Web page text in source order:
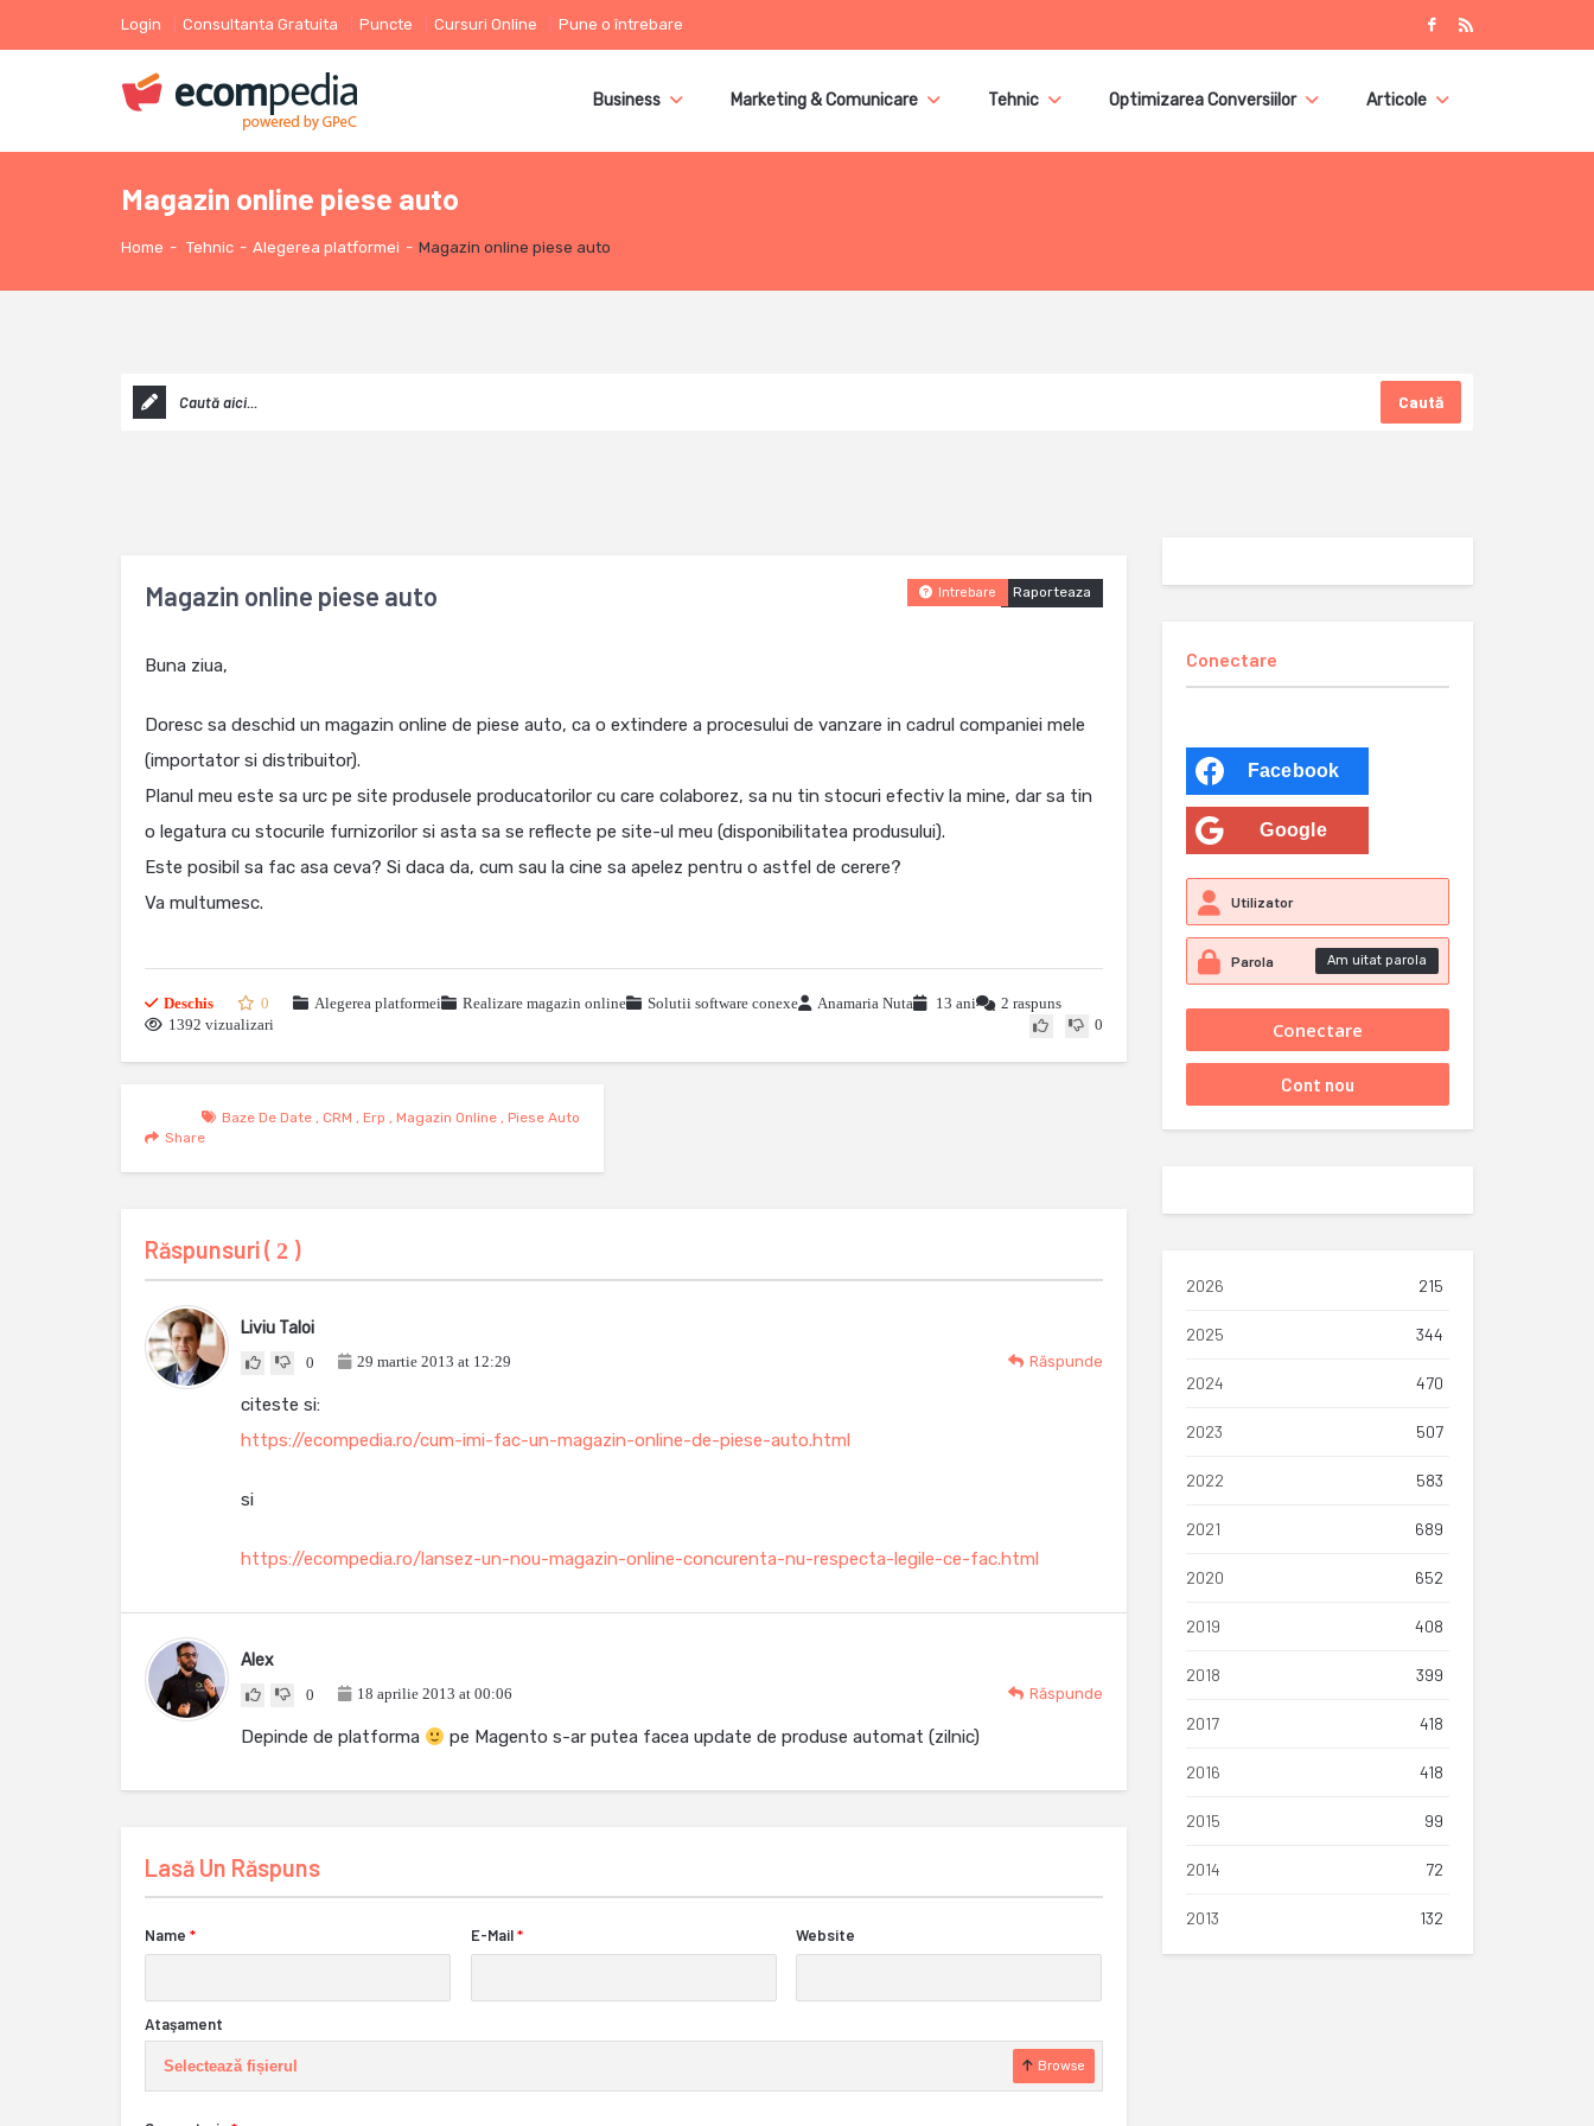
Login Consultanta Gratuita Puncte Cursuri Online Pune o întrebare
Business Marketing & Comunicare Tehnic Optimizarea Conversiilor Articole
Magazin online piese auto
Home - Tehnic - Alegerea platformei - Magazin online piese auto
Caută
Magazin online piese auto Raporteaza
Intrebare
Buna ziua,
Doresc sa deschid un magazin online de piese auto, ca o extindere a procesului de vanzare in cadrul companiei mele
(importator si distribuitor).
Planul meu este sa urc pe site produsele producatorilor cu care colaborez, sa nu tin stocuri efectiv la mine, dar sa tin
o legatura cu stocurile furnizorilor si asta sa se reflecte pe site-ul meu (disponibilitatea produsului).
Este posibil sa fac asa ceva? Si daca da, cum sau la cine sa apelez pentru o astfel de cerere?
Va multumesc.
Deschis 0 Alegerea platformei Realizare magazin online Solutii software conexe Anamaria Nuta 13 ani
2 raspuns
1392 vizualizari
0
Baze De Date ,CRM ,Erp ,Magazin Online ,Piese Auto
Share
Răspunsuri ( 2 )
Liviu Taloi
0 29 martie 2013 at 12:29 Răspunde
citeste si:
https://ecompedia.ro/cum-imi-fac-un-magazin-online-de-piese-auto.html
si
https://ecompedia.ro/lansez-un-nou-magazin-online-concurenta-nu-respecta-legile-ce-fac.html
Alex
0 18 aprilie 2013 at 00:06 Răspunde
Depinde de platforma pe Magento s-ar putea facea update de produse automat (zilnic)
Lasă Un Răspuns
Name * E-Mail * Website
Ataşament
Selectează fișierul Browse
Conectare
Facebook
Google
Am uitat parola
2026 215
2025 344
2024 470
2023 507
2022 583
2021 689
2020 652
2019 408
2018 399
2017 418
2016 418
2015 99
2014 72
2013 132